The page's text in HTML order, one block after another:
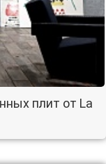
плит от La